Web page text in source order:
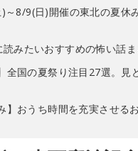
～8/9(日)開催の東北の夏休
読みたいおすすめの怖い話
全国の夏祭り注目27選。見
】おうち時間を充実させる